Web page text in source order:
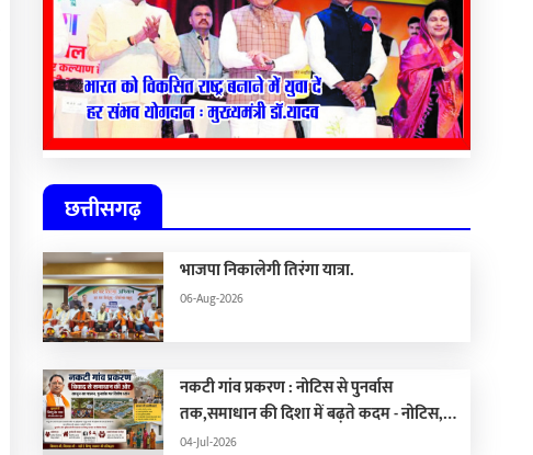
छत्तीसगढ़
भाजपा निकालेगी तिरंगा यात्रा.
06-Aug-2026
नकटी गांव प्रकरण : नोटिस से पुनर्वास
तक,समाधान की दिशा में बढ़ते कदम - नोटिस,
कार्रवाई, पुनर्वास और राजनीति का सच
04-Jul-2026